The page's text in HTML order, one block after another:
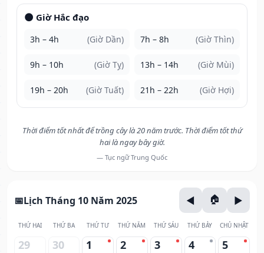
🌑 Giờ Hắc đạo
3h – 4h (Giờ Dần) 7h – 8h (Giờ Thìn)
9h – 10h (Giờ Tỵ) 13h – 14h (Giờ Mùi)
19h – 20h (Giờ Tuất) 21h – 22h (Giờ Hợi)
Thời điểm tốt nhất để trồng cây là 20 năm trước. Thời điểm tốt thứ
hai là ngay bây giờ.
— Tục ngữ Trung Quốc
Lịch Tháng 10 Năm 2025
THỨ HAI THỨ BA THỨ TƯ THỨ NĂM THỨ SÁU THỨ BẢY CHỦ NHẬT
29 30 1 2 3 4 5